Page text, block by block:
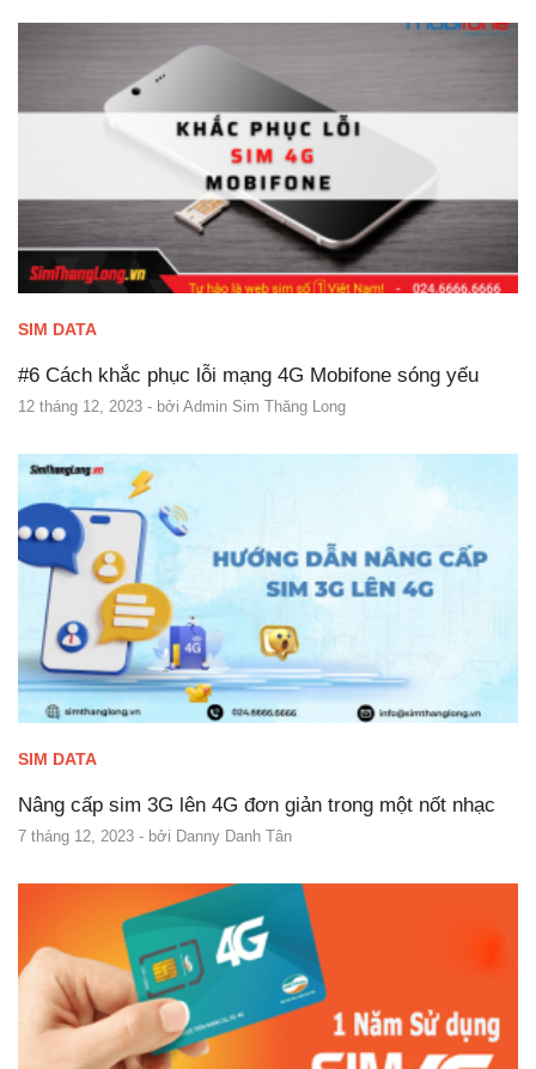
SIM DATA
#6 Cách khắc phục lỗi mạng 4G Mobifone sóng yếu
12 tháng 12, 2023 - bởi Admin Sim Thăng Long
SIM DATA
Nâng cấp sim 3G lên 4G đơn giản trong một nốt nhạc
7 tháng 12, 2023 - bởi Danny Danh Tân